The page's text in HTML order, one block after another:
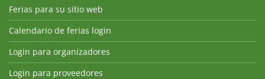
Ferias para su sitio web
Calendario de ferias login
Login para organizadores
Login para proveedores